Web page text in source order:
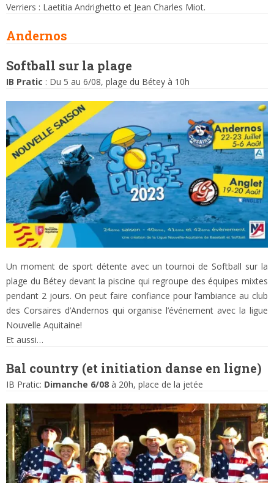
Verriers : Laetitia Andrighetto et Jean Charles Miot.
Andernos
Softball sur la plage
IB Pratic : Du 5 au 6/08, plage du Bétey à 10h
Un moment de sport détente avec un tournoi de Softball sur la
plage du Bétey devant la piscine qui regroupe des équipes mixtes
pendant 2 jours. On peut faire confiance pour l’ambiance au club
des Corsaires d’Andernos qui organise l’événement avec la ligue
Nouvelle Aquitaine!
Et aussi…
Bal country (et initiation danse en ligne)
IB Pratic: Dimanche 6/08à 20h, place de la jetée